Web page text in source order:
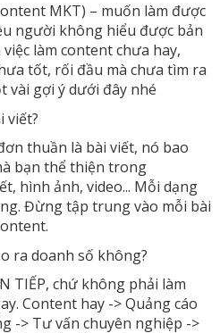
MKT) – muốn làm được
người không hiểu được bản
làm content chưa hay,
tốt, rối đầu mà chưa tìm ra
vài gợi ý dưới đây nhé
viết?
thuần là bài viết, nó bao
bạn thể thiện trong
hình ảnh, video... Mỗi dạng
Đừng tập trung vào mỗi bài
ra doanh số không?
TIẾP, chứ không phải làm
Content hay -> Quảng cáo
-> Tư vấn chuyên nghiệp ->